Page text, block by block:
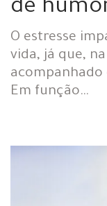
de
O estresse
vida, já que,
acompanhado
Em função…